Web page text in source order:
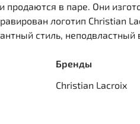
продаются в паре. Они
логотип Christian
стиль, неподвластный
Бренды
Christian Lacroix